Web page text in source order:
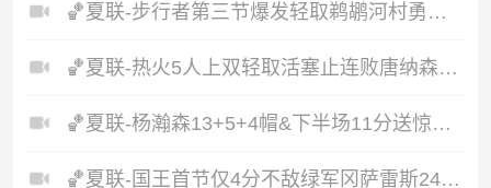
🏀夏联-步行者第三节爆发轻取鹈鹕河村勇辉5+5+12斯劳森22分
🏀夏联-热火5人上双轻取活塞止连败唐纳森20+8+10奥科里27分
🏀夏联-杨瀚森13+5+4帽&下半场11分送惊艳妙传开拓者力克掘金
🏀夏联-国王首节仅4分不敌绿军冈萨雷斯24+10+5塞纳克10+12